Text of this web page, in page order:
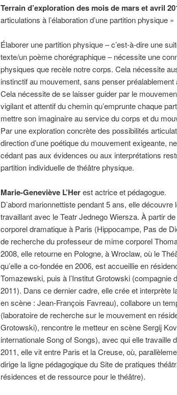
Terrain d’exploration des mois de mars et avril
articulations à l’élaboration d’une partition physique »
Élaborer une partition physique – c’est-à-dire une
texte/un poème chorégraphique – nécessite une
physiques que recèle notre corps. Cela nécessite
instinctif au mouvement, sans penser préalablement
Cela nécessite de se laisser guider par le
vigilant et attentif du chemin qu’emprunte chaque
mettre son imaginaire au service du corps et du
Par une exploration concrète des possibilités
direction d’une poétique du mouvement exigeante, ne
cédant pas aux évidences ou aux interprétations
partition individuelle de théâtre physique.
Marie-Geneviève L’Herest actrice et pédagogue.
D’abord marionnettiste pendant 5 ans, elle
travaillant avec le Teatr Jednego Wiersza. À partir
corporel dramatique à Paris (Hippocampe, Pas de
de recherche du professeur de mime corporel
2008, elle retourne en Pologne, à Wroclaw, où le
qu’elle a co-fondée en 2006, est accueillie en
Tomazewski, puis à l’Institut Grotowski (compagnie
2011). Dans ce dernier cadre, elle crée et interprète
en scène : Jean-François Favreau), collabore un
(laboratoire de recherche sur le mouvement en
Grotowski), rencontre le metteur en scène Sergij
internationale Song of Songs), avec qui elle travaille
2011, elle vit entre Paris et la Creuse, où,
dirige la ligne pédagogique du Site de pratiques
résidences et de ressource pour le théâtre).